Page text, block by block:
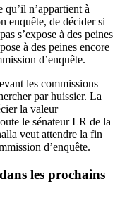
qu’il n’appartient à
enquête, de décider si
s’expose à des peines
à des peines encore
d’enquête.
les commissions
par huissier. La
la valeur
le sénateur LR de la
veut attendre la fin
d’enquête.
les prochains